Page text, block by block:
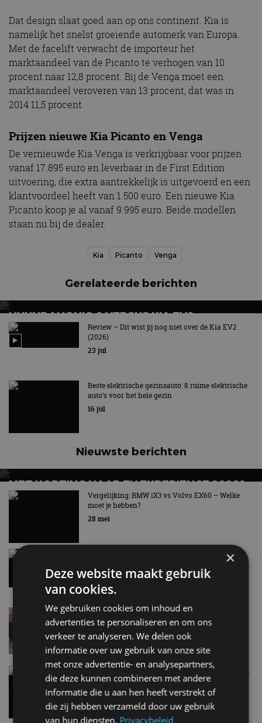
Dat design slaat goed aan op ons continent. Kia is
namelijk het snelst groeiende automerk van Europa.
Met de facelift verwacht de importeur het
marktaandeel van de Picanto te verhogen van 10
procent naar 12,8 procent. Bij de Venga moet een
marktaandeel veroveren van 13 procent, dat was in
2014 11,5 procent.
Prijzen nieuwe Kia Picanto en Venga
De vernieuwde Kia Venga is verkrijgbaar voor prijzen
vanaf 17.895 euro en leverbaar in de First Edition
uitvoering, die extra aantrekkelijk is uitgevoerd en een
klantvoordeel heeft van 1.500 euro. Een nieuwe Kia
Picanto koop je al vanaf 9.995 euro. Beide modellen
staan nu bij de dealer.
Kia Picanto Venga
Gerelateerde berichten
HYUNDAI IONIQ 9 VERSUS KIA EV9:
ELEKTRISCHE ZEVENZITTERS VERGELEKEN
Review – Dit wist jij nog niet over de Kia EV2
(2026)
23 jul
Beste elektrische gezinsauto: 8 ruime elektrische
auto’s voor het hele gezin
16 jul
Nieuwste berichten
MET KORTING NAAR EV EXPERIENCE 2026?
AUTORAI REGELT HET!
EV Experience 2026 van 24 tot 26 september
Vergelijking: BMW iX3 vs Volvo EX60 – Welke
moet je hebben?
28 mei
7 aug
Lamborghini Revuelto eert 60 jaar Miura met
speciale editie
6 aug
Carbon fibre op je laadkabel: nergens voor nodig,
en precies daarom geweldig
5 aug
×
Deze website maakt gebruik
van cookies.
We gebruiken cookies om inhoud en
advertenties te personaliseren en om ons
verkeer te analyseren. We delen ook
informatie over uw gebruik van onze site
met onze advertentie- en analysepartners,
die deze kunnen combineren met andere
informatie die u aan hen heeft verstrekt of
die zij hebben verzameld door uw gebruik
van hun diensten. Privacybeleid